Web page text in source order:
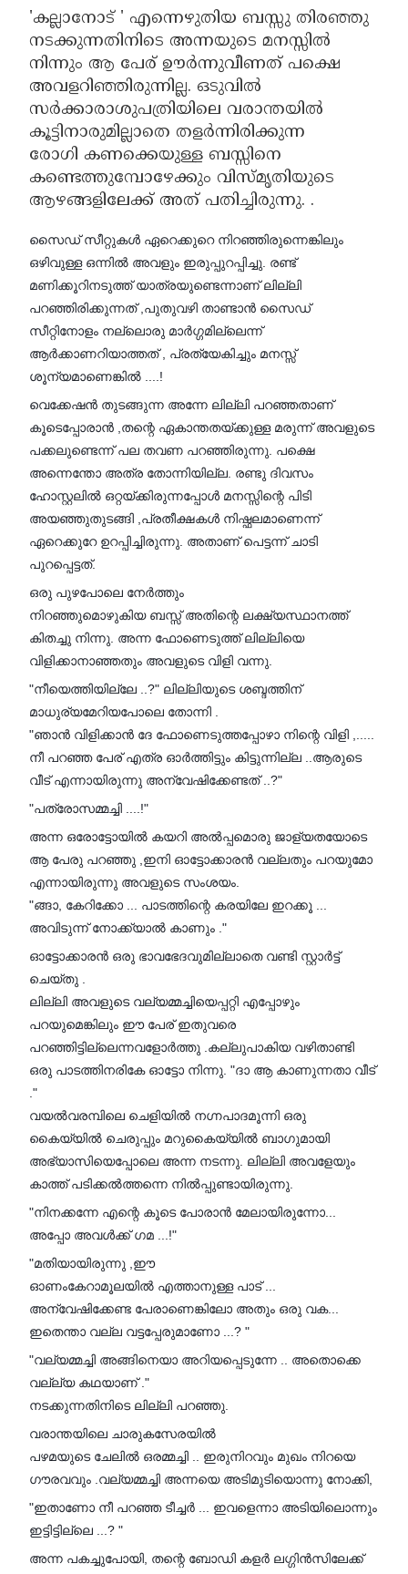
'കല്ലാനോട് ' എന്നെഴുതിയ ബസ്സു തിരഞ്ഞു
നടക്കുന്നതിനിടെ അന്നയുടെ മനസ്സിൽ
നിന്നും ആ പേര് ഊർന്നുവീണത് പക്ഷെ
അവളറിഞ്ഞിരുന്നില്ല. ഒടുവിൽ
സർക്കാരാശുപത്രിയിലെ വരാന്തയിൽ
കൂട്ടിനാരുമില്ലാതെ തളർന്നിരിക്കുന്ന
രോഗി കണക്കെയുള്ള ബസ്സിനെ
കണ്ടെത്തുമ്പോഴേക്കും വിസ്മൃതിയുടെ
ആഴങ്ങളിലേക്ക് അത് പതിച്ചിരുന്നു. .
സൈഡ് സീറ്റുകൾ ഏറെക്കുറെ നിറഞ്ഞിരുന്നെങ്കിലും
ഒഴിവുള്ള ഒന്നിൽ അവളും ഇരുപ്പുറപ്പിച്ചു. രണ്ട്
മണിക്കൂറിനടുത്ത് യാത്രയുണ്ടെന്നാണ് ലില്ലി
പറഞ്ഞിരിക്കുന്നത് ,പുതുവഴി താണ്ടാൻ സൈഡ്
സീറ്റിനോളം നല്ലൊരു മാർഗ്ഗമില്ലെന്ന്
ആർക്കാണറിയാത്തത് , പ്രത്യേകിച്ചും മനസ്സ്
ശൂന്യമാണെങ്കിൽ ....!
വെക്കേഷൻ തുടങ്ങുന്ന അന്നേ ലില്ലി പറഞ്ഞതാണ്
കൂടെപ്പോരാൻ ,തന്റെ ഏകാന്തതയ്ക്കുള്ള മരുന്ന് അവളുടെ
പക്കലുണ്ടെന്ന് പല തവണ പറഞ്ഞിരുന്നു. പക്ഷെ
അന്നെന്തോ അത്ര തോന്നിയില്ല. രണ്ടു ദിവസം
ഹോസ്റ്റലിൽ ഒറ്റയ്ക്കിരുന്നപ്പോൾ മനസ്സിന്റെ പിടി
അയഞ്ഞുതുടങ്ങി ,പ്രതീക്ഷകൾ നിഷ്ഫലമാണെന്ന്
ഏറെക്കുറേ ഉറപ്പിച്ചിരുന്നു. അതാണ് പെട്ടന്ന് ചാടി
പുറപ്പെട്ടത്.
ഒരു പുഴപോലെ നേർത്തും
നിറഞ്ഞുമൊഴുകിയ ബസ്സ് അതിന്റെ ലക്ഷ്യസ്ഥാനത്ത്
കിതച്ചു നിന്നു. അന്ന ഫോണെടുത്ത് ലില്ലിയെ
വിളിക്കാനാഞ്ഞതും അവളുടെ വിളി വന്നു.
"നീയെത്തിയില്ലേ ..?" ലില്ലിയുടെ ശബ്ദത്തിന്
മാധുര്യമേറിയപോലെ തോന്നി .
"ഞാൻ വിളിക്കാൻ ദേ ഫോണെടുത്തപ്പോഴാ നിന്റെ വിളി ,.....
നീ പറഞ്ഞ പേര് എത്ര ഓർത്തിട്ടും കിട്ടുന്നില്ല ..ആരുടെ
വീട് എന്നായിരുന്നു അന്വേഷിക്കേണ്ടത് ..?"
"പത്രോസമ്മച്ചി ....!"
അന്ന ഒരോട്ടോയിൽ കയറി അൽപ്പമൊരു ജാള്യതയോടെ
ആ പേരു പറഞ്ഞു ,ഇനി ഓട്ടോക്കാരൻ വല്ലതും പറയുമോ
എന്നായിരുന്നു അവളുടെ സംശയം.
"ങ്ങാ, കേറിക്കോ ... പാടത്തിന്റെ കരയിലേ ഇറക്കൂ ...
അവിടുന്ന് നോക്ക്യാൽ കാണും ."
ഓട്ടോക്കാരൻ ഒരു ഭാവഭേദവുമില്ലാതെ വണ്ടി സ്റ്റാർട്ട്
ചെയ്തു .
ലില്ലി അവളുടെ വല്യമ്മച്ചിയെപ്പറ്റി എപ്പോഴും
പറയുമെങ്കിലും ഈ പേര് ഇതുവരെ
പറഞ്ഞിട്ടില്ലെന്നവളോർത്തു .കല്ലുപാകിയ വഴിതാണ്ടി
ഒരു പാടത്തിനരികേ ഓട്ടോ നിന്നു. "ദാ ആ കാണുന്നതാ വീട്
."
വയൽവരമ്പിലെ ചെളിയിൽ നഗ്നപാദമൂന്നി ഒരു
കൈയ്യിൽ ചെരുപ്പും മറുകൈയ്യിൽ ബാഗുമായി
അഭ്യാസിയെപ്പോലെ അന്ന നടന്നു. ലില്ലി അവളേയും
കാത്ത് പടിക്കൽത്തന്നെ നിൽപ്പുണ്ടായിരുന്നു.
"നിനക്കന്നേ എന്റെ കൂടെ പോരാൻ മേലായിരുന്നോ...
അപ്പോ അവൾക്ക് ഗമ ...!"
"മതിയായിരുന്നു ,ഈ
ഓണംകേറാമൂലയിൽ എത്താനുള്ള പാട് ...
അന്വേഷിക്കേണ്ട പേരാണെങ്കിലോ അതും ഒരു വക...
ഇതെന്താ വല്ല വട്ടപ്പേരുമാണോ ...? "
"വല്യമ്മച്ചി അങ്ങിനെയാ അറിയപ്പെടുന്നേ .. അതൊക്കെ
വല്ല്യ കഥയാണ് ."
നടക്കുന്നതിനിടെ ലില്ലി പറഞ്ഞു.
വരാന്തയിലെ ചാരുകസേരയിൽ
പഴമയുടെ ചേലിൽ ഒരമ്മച്ചി .. ഇരുനിറവും മുഖം നിറയെ
ഗൗരവവും .വല്യമ്മച്ചി അന്നയെ അടിമുടിയൊന്നു നോക്കി,
"ഇതാണോ നീ പറഞ്ഞ ടീച്ചർ ... ഇവളെന്നാ അടിയിലൊന്നും
ഇട്ടിട്ടില്ലെ ...? "
അന്ന പകച്ചുപോയി, തന്റെ ബോഡി കളർ ലഗ്ഗിൻസിലേക്ക്